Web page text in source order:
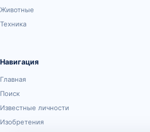
Животные
Техника
Навигация
Главная
Поиск
Известные личности
Изобретения